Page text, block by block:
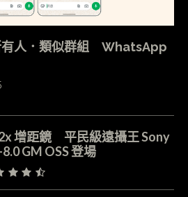
有人．類似群組 WhatsApp
增距鏡 平民級遠攝王 Sony
GM OSS 登場